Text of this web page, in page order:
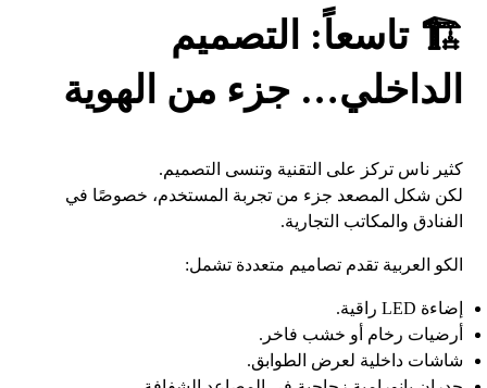
🏗️ تاسعاً: التصميم
الداخلي… جزء من الهوية
كثير ناس تركز على التقنية وتنسى التصميم.
لكن شكل المصعد جزء من تجربة المستخدم، خصوصًا في
الفنادق والمكاتب التجارية.
الكو العربية تقدم تصاميم متعددة تشمل:
إضاءة LED راقية.
أرضيات رخام أو خشب فاخر.
شاشات داخلية لعرض الطوابق.